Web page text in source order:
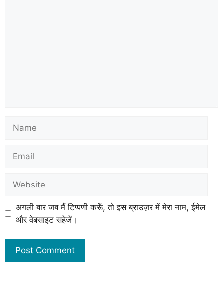
अगली बार जब मैं टिप्पणी करूँ, तो इस ब्राउज़र में मेरा नाम, ईमेल
और वेबसाइट सहेजें।